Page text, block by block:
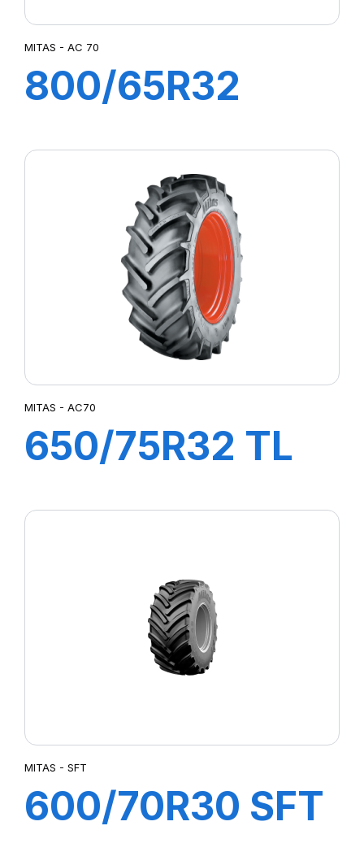
MITAS - AC 70
800/65R32
172A8 (169B) TL
AC 70 H
MITAS - AC70
650/75R32 TL
MITAS - SFT
600/70R30 SFT